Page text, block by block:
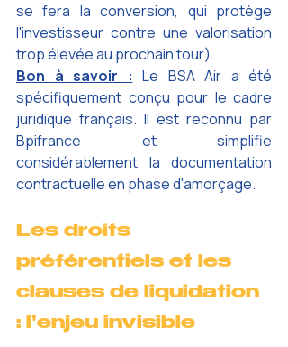
se fera la conversion, qui protège
l'investisseur contre une valorisation
trop élevée au prochain tour).
Bon à savoir : Le BSA Air a été
spécifiquement conçu pour le cadre
juridique français. Il est reconnu par
Bpifrance et simplifie
considérablement la documentation
contractuelle en phase d'amorçage.
Les droits
préférentiels et les
clauses de liquidation
: l'enjeu invisible